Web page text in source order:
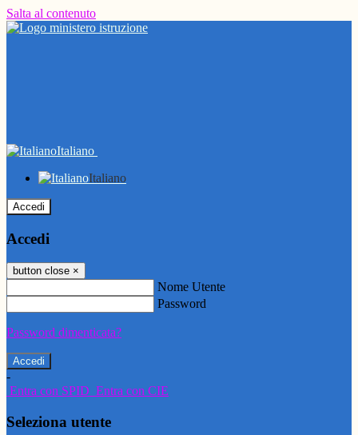
Salta al contenuto
Italiano
Italiano
Accedi
Accedi
button close ×
Nome Utente
Password
Password dimenticata?
-
Entra con SPID Entra con CIE
Seleziona utente